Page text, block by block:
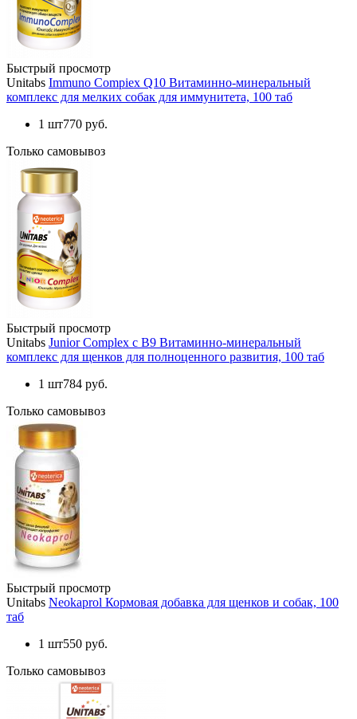
Быстрый просмотр
Unitabs Immuno Compiex Q10 Витаминно-минеральный
комплекс для мелких собак для иммунитета, 100 таб
1 шт770 руб.
Только самовывоз
Быстрый просмотр
Unitabs Junior Complex с В9 Витаминно-минеральный
комплекс для щенков для полноценного развития, 100 таб
1 шт784 руб.
Только самовывоз
Быстрый просмотр
Unitabs Neokaprol Кормовая добавка для щенков и собак, 100
таб
1 шт550 руб.
Только самовывоз